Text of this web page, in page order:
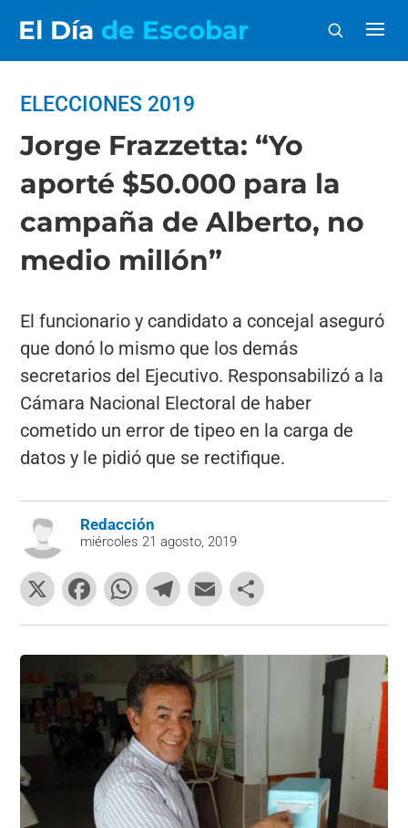
El Día de Escobar
ELECCIONES 2019
Jorge Frazzetta: “Yo
aporté $50.000 para la
campaña de Alberto, no
medio millón”
El funcionario y candidato a concejal aseguró
que donó lo mismo que los demás
secretarios del Ejecutivo. Responsabilizó a la
Cámara Nacional Electoral de haber
cometido un error de tipeo en la carga de
datos y le pidió que se rectifique.
Redacción
miércoles 21 agosto, 2019
X
F
a
c
b
o
o
k
W
h
at
s
A
p
p
T
el
e
gr
a
m
E
m
ai
l
o
m